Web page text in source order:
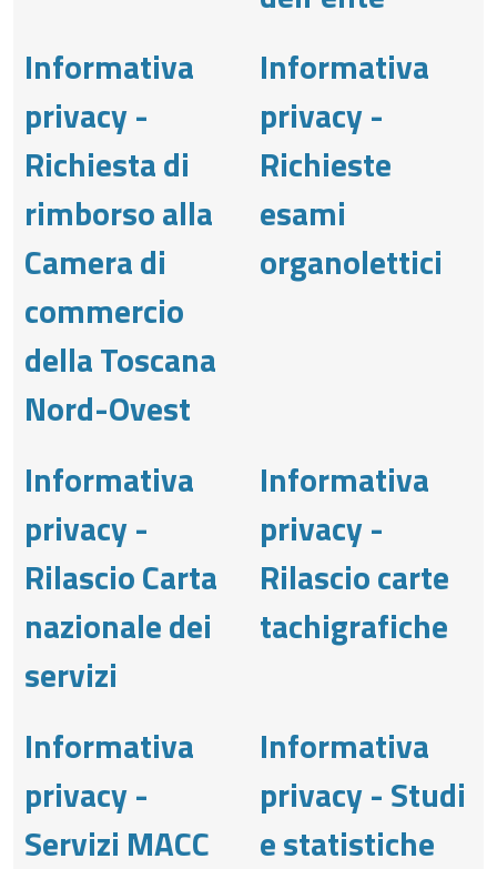
Informativa
privacy -
Richiesta di
rimborso alla
Camera di
commercio
della Toscana
Nord-Ovest
Informativa
privacy -
Richieste
esami
organolettici
Informativa
privacy -
Rilascio Carta
nazionale dei
servizi
Informativa
privacy -
Rilascio carte
tachigrafiche
Informativa
privacy -
Servizi MACC
Informativa
privacy - Studi
e statistiche